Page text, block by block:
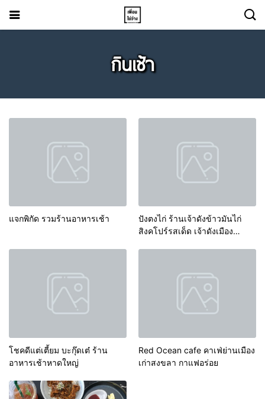
กินเช้า
แจกพิกัด รวมร้านอาหารเช้า
ปังตงไก่ ร้านเจ้าดังข้าวมันไก่
สิงคโปร์รสเด็ด เจ้าดังเมือง
โชคดีแต่เตี้ยม บะกุ๊ดเต๋ ร้าน
อาหารเช้าหาดใหญ่
Red Ocean cafe คาเฟ่ย่านเมือง
เก่าสงขลา กาแฟอร่อย